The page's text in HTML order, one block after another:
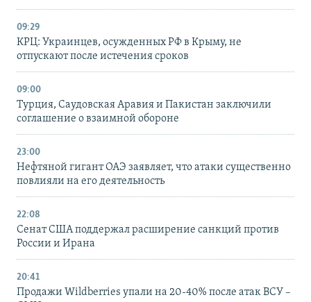
09:29
КРЦ: Украинцев, осужденных РФ в Крыму, не
отпускают после истечения сроков
09:00
Турция, Саудовская Аравия и Пакистан заключили
соглашение о взаимной обороне
23:00
Нефтяной гигант ОАЭ заявляет, что атаки существенно
повлияли на его деятельность
22:08
Сенат США поддержал расширение санкций против
России и Ирана
20:41
Продажи Wildberries упали на 20-40% после атак ВСУ –